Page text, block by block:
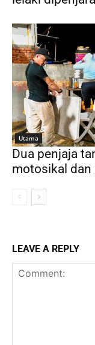
Utama
Dua penjaja
motosikal dan
LEAVE A REPLY